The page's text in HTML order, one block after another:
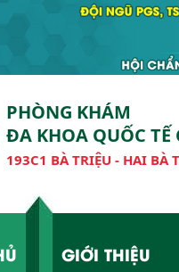
PHÒNG KHÁM
ĐA KHOA QUỐC TẾ
193C1 BÀ TRIỆU - HAI BÀ
GIỚI THIỆU